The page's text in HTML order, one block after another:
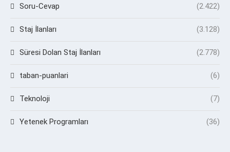
Soru-Cevap (2.422)
Staj İlanları (3.128)
Süresi Dolan Staj İlanları (2.778)
taban-puanlari (6)
Teknoloji (7)
Yetenek Programları (36)